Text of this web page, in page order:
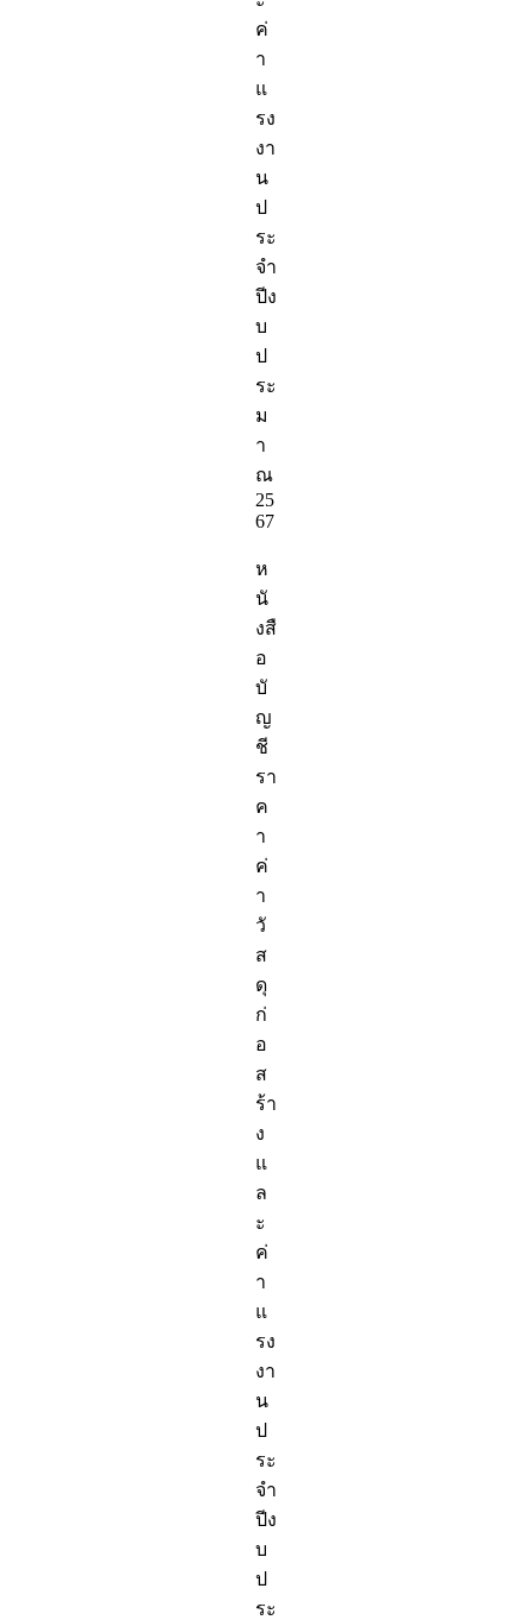
ค่
า
แ
รง
งา
น
ป
ระ
จำ
ปีง
บ
ป
ระ
ม
า
ณ
25
67
ห
นั
งสื
อ
บั
ญ
ชี
รา
ค
า
ค่
า
วั
ส
ดุ
ก่
อ
ส
ร้า
ง
แ
ล
ะ
ค่
า
แ
รง
งา
น
ป
ระ
จำ
ปีง
บ
ป
ระ